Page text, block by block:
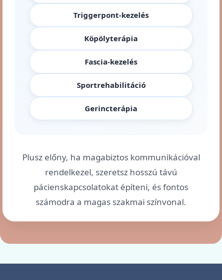
Triggerpont-kezelés
Köpölyterápia
Fascia-kezelés
Sportrehabilitáció
Gerincterápia
Plusz előny, ha magabiztos kommunikációval
rendelkezel, szeretsz hosszú távú
pácienskapcsolatokat építeni, és fontos
számodra a magas szakmai színvonal.